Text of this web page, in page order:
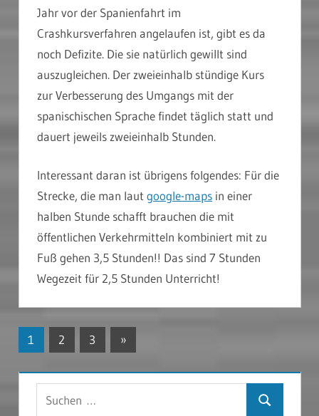
Jahr vor der Spanienfahrt im
Crashkursverfahren angelaufen ist, gibt es da
noch Defizite. Die sie natürlich gewillt sind
auszugleichen. Der zweieinhalb stündige Kurs
zur Verbesserung des Umgangs mit der
spanischischen Sprache findet täglich statt und
dauert jeweils zweieinhalb Stunden.
Interessant daran ist übrigens folgendes: Für die
Strecke, die man laut google-maps in einer
halben Stunde schafft brauchen die mit
öffentlichen Verkehrmitteln kombiniert mit zu
Fuß gehen 3,5 Stunden!! Das sind 7 Stunden
Wegezeit für 2,5 Stunden Unterricht!
Seitennummerierung
der
Beiträge
1 2 3
Nächste
»
Suchen